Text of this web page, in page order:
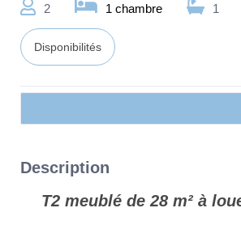
2 1 chambre 1
Disponibilités
Description
T2 meublé de 28 m² à